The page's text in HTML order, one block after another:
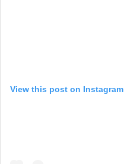
View this post on Instagram